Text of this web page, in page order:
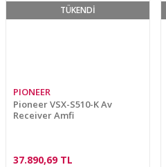
TÜKENDİ
PIONEER
Pioneer VSX-S510-K Av
Receiver Amfi
37.890,69 TL